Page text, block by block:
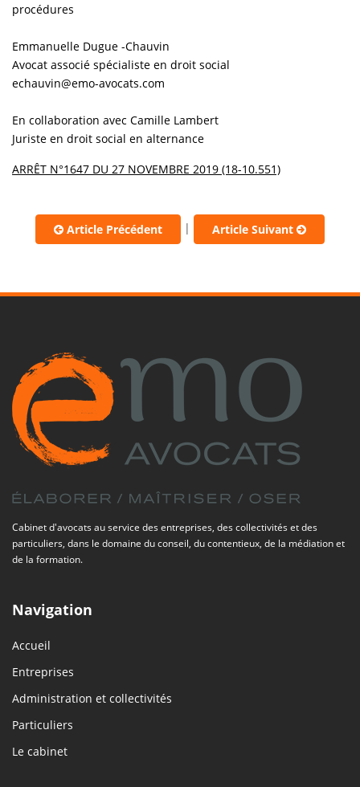
procédures
Emmanuelle Dugue -Chauvin
Avocat associé spécialiste en droit social
echauvin@emo-avocats.com
En collaboration avec Camille Lambert
Juriste en droit social en alternance
ARRÊT N°1647 DU 27 NOVEMBRE 2019 (18-10.551)
Article Précédent | Article Suivant
Cabinet d'avocats au service des entreprises, des collectivités et des
particuliers, dans le domaine du conseil, du contentieux, de la médiation et
de la formation.
Navigation
Accueil
Entreprises
Administration et collectivités
Particuliers
Le cabinet